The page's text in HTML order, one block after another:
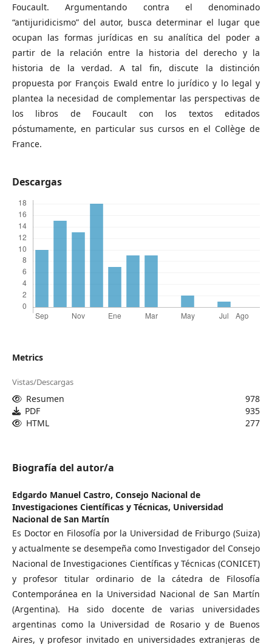
Foucault. Argumentando contra el denominado
“antijuridicismo” del autor, busca determinar el lugar que
ocupan las formas jurídicas en su analítica del poder a
partir de la relación entre la historia del derecho y la
historia de la verdad. A tal fin, discute la distinción
propuesta por François Ewald entre lo jurídico y lo legal y
plantea la necesidad de complementar las perspectivas de
los libros de Foucault con los textos editados
póstumamente, en particular sus cursos en el Collège de
France.
Descargas
Metrics
Vistas/Descargas
Resumen
978
PDF
935
HTML
277
Biografía del autor/a
Edgardo Manuel Castro, Consejo Nacional de
Investigaciones Científicas y Técnicas, Universidad
Nacional de San Martín
Es Doctor en Filosofía por la Universidad de Friburgo (Suiza)
y actualmente se desempeña como Investigador del Consejo
Nacional de Investigaciones Científicas y Técnicas (CONICET)
y profesor titular ordinario de la cátedra de Filosofía
Contemporánea en la Universidad Nacional de San Martín
(Argentina). Ha sido docente de varias universidades
argentinas como la Universidad de Rosario y de Buenos
Aires, y profesor invitado en universidades extranjeras de